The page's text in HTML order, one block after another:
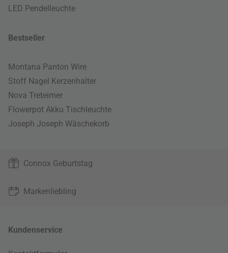
LED Pendelleuchte
Bestseller
Montana Panton Wire
Stoff Nagel Kerzenhalter
Nova Treteimer
Flowerpot Akku Tischleuchte
Joseph Joseph Wäschekorb
Connox Geburtstag
Markenliebling
Kundenservice